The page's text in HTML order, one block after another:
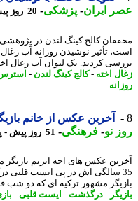
ایران- پزشکی-20 روز پیش - دوشنبه 29 تیر 1405، 11:35
تأثیر نوشیدن روزانه آب زغال
کردند. یک لیوان آب زغال اخته در
اخته -کالج کینگ لندن-استرس-
آخرین عکس از خانم
نو- فرهنگی-51 روز پیش - پنجشنبه 28 خرداد 1405، 18:57
عکس های اجه ایرتم بازیگر
سالگی اش در پی ایست قلبی
مشهور ترکیه ای که دو شب قبل
-درگذشت-ایست قلبی-بازی -